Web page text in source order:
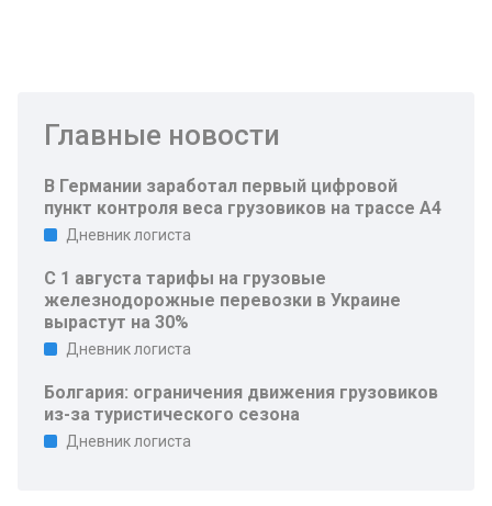
Главные новости
В Германии заработал первый цифровой
пункт контроля веса грузовиков на трассе A4
Дневник логиста
С 1 августа тарифы на грузовые
железнодорожные перевозки в Украине
вырастут на 30%
Дневник логиста
Болгария: ограничения движения грузовиков
из-за туристического сезона
Дневник логиста